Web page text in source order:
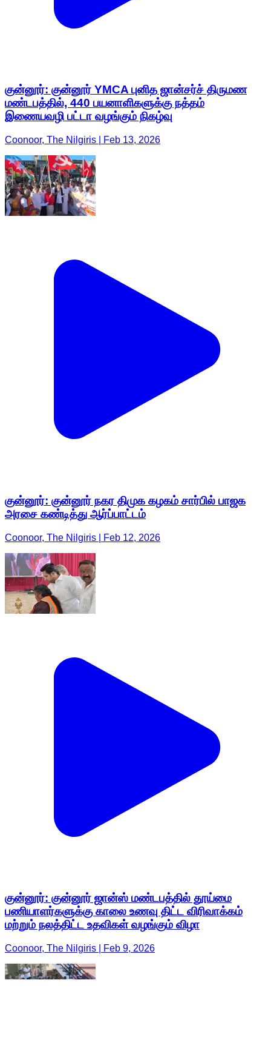
குன்னூர்: குன்னூர் YMCA புனித ஜான்சர்ச் திருமண
மண்டபத்தில், 440 பயனாளிகளுக்கு நத்தம்
இணையவழி பட்டா வழங்கும் நிகழ்வு
Coonoor, The Nilgiris | Feb 13, 2026
குன்னூர்: குன்னூர் நகர திமுக கழகம் சார்பில் பாஜக
அரசை கண்டித்து ஆர்ப்பாட்டம்
Coonoor, The Nilgiris | Feb 12, 2026
குன்னூர்: குன்னூர் ஜான்ஸ் மண்டபத்தில் தூய்மை
பணியாளர்களுக்கு காலை உணவு திட்ட விரிவாக்கம்
மற்றும் நலத்திட்ட உதவிகள் வழங்கும் விழா
Coonoor, The Nilgiris | Feb 9, 2026